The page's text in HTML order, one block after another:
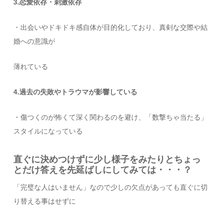
3.恋愛依存・刺激依存
・出会いやドキドキ感自体が目的化しており、真剣な交際や結
婚への意識が
薄れている
4.過去の失敗やトラウマが影響している
・傷つくのが怖くて深く関わるのを避け、「数撃ちゃ当たる」
スタイルになっている
直ぐに決めつけずに少し様子をみたりとちょっ
とだけ答えを先延ばしにしてみては・・・？
「完璧な人はいません」なので少しの欠点があっても直ぐに切
り替える事はせずに